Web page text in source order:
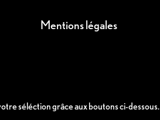
Mentions légales
séléction grâce aux boutons ci-dessous.